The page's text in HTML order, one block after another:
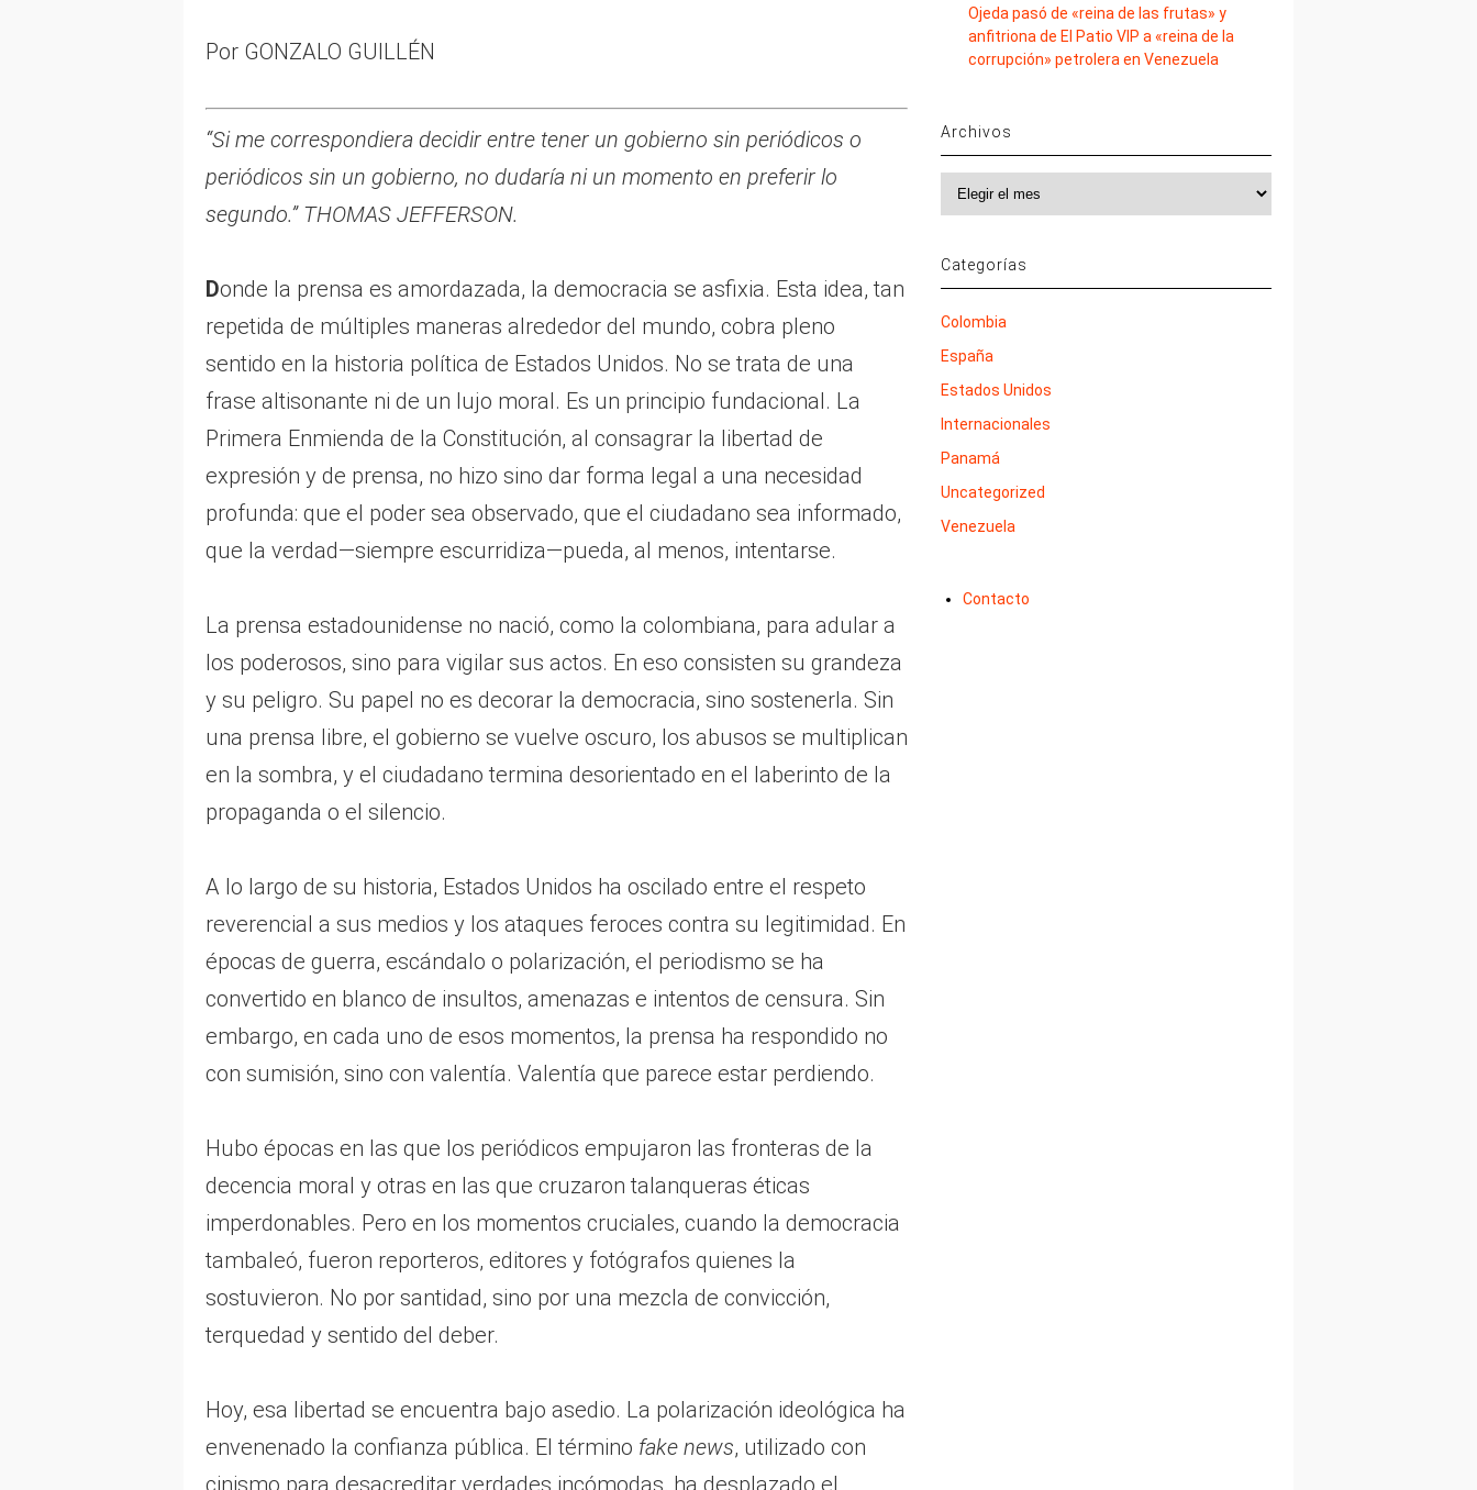
Por GONZALO GUILLÉN
“Si me correspondiera decidir entre tener un gobierno sin periódicos o
periódicos sin un gobierno, no dudaría ni un momento en preferir lo
segundo.” THOMAS JEFFERSON.
Donde la prensa es amordazada, la democracia se asfixia. Esta idea, tan
repetida de múltiples maneras alrededor del mundo, cobra pleno
sentido en la historia política de Estados Unidos. No se trata de una
frase altisonante ni de un lujo moral. Es un principio fundacional. La
Primera Enmienda de la Constitución, al consagrar la libertad de
expresión y de prensa, no hizo sino dar forma legal a una necesidad
profunda: que el poder sea observado, que el ciudadano sea informado,
que la verdad—siempre escurridiza—pueda, al menos, intentarse.
La prensa estadounidense no nació, como la colombiana, para adular a
los poderosos, sino para vigilar sus actos. En eso consisten su grandeza
y su peligro. Su papel no es decorar la democracia, sino sostenerla. Sin
una prensa libre, el gobierno se vuelve oscuro, los abusos se multiplican
en la sombra, y el ciudadano termina desorientado en el laberinto de la
propaganda o el silencio.
A lo largo de su historia, Estados Unidos ha oscilado entre el respeto
reverencial a sus medios y los ataques feroces contra su legitimidad. En
épocas de guerra, escándalo o polarización, el periodismo se ha
convertido en blanco de insultos, amenazas e intentos de censura. Sin
embargo, en cada uno de esos momentos, la prensa ha respondido no
con sumisión, sino con valentía. Valentía que parece estar perdiendo.
Hubo épocas en las que los periódicos empujaron las fronteras de la
decencia moral y otras en las que cruzaron talanqueras éticas
imperdonables. Pero en los momentos cruciales, cuando la democracia
tambaleó, fueron reporteros, editores y fotógrafos quienes la
sostuvieron. No por santidad, sino por una mezcla de convicción,
terquedad y sentido del deber.
Hoy, esa libertad se encuentra bajo asedio. La polarización ideológica ha
envenenado la confianza pública. El término fake news, utilizado con
Ojeda pasó de «reina de las frutas» y
anfitriona de El Patio VIP a «reina de la
corrupción» petrolera en Venezuela
Archivos
Categorías
Colombia
España
Estados Unidos
Internacionales
Panamá
Uncategorized
Venezuela
Contacto